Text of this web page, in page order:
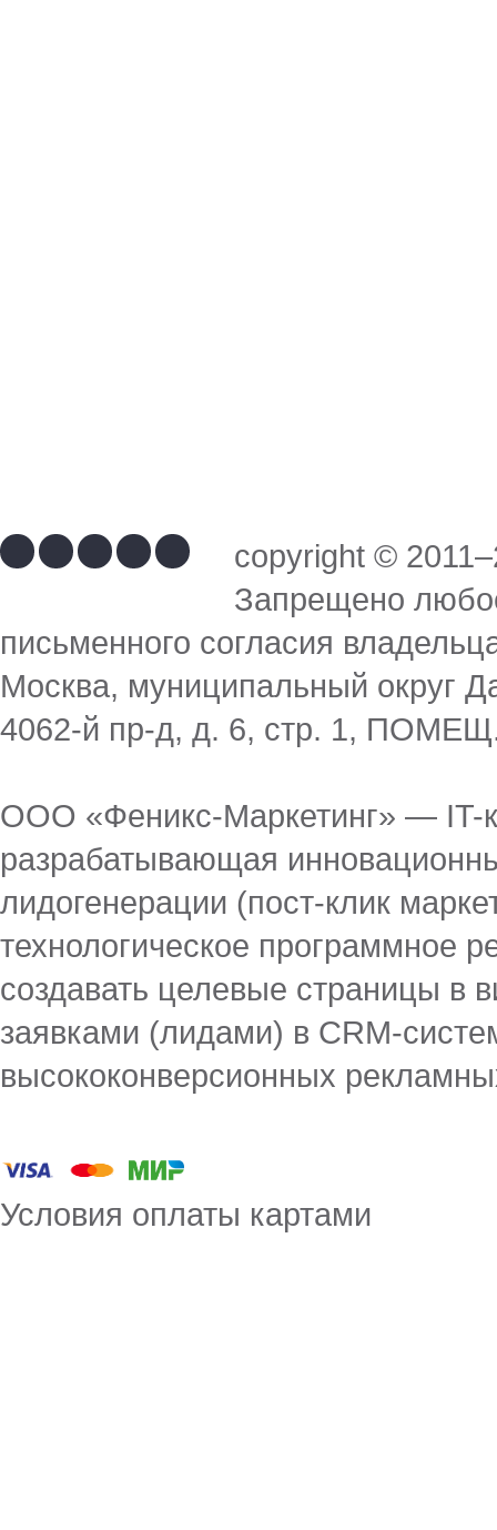
copyright ©
Запрещено
письменного согласия
Москва, муниципальный округ
4062-й пр-д, д. 6, стр. 1,
ООО «Феникс-Маркетинг» — IT-
разрабатывающая
лидогенерации (пост-клик
технологическое программное
создавать целевые страницы в
заявками (лидами) в CRM-
высококонверсионных
Условия оплаты картами